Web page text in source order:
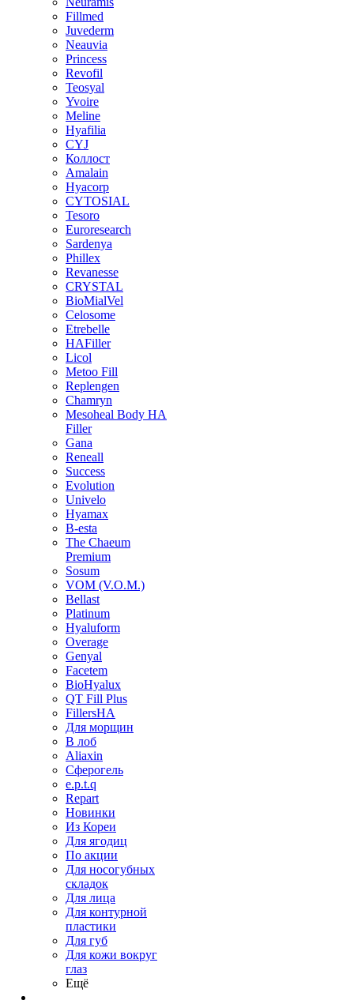
Fillmed
Juvederm
Neauvia
Princess
Revofil
Teosyal
Yvoire
Meline
Hyafilia
CYJ
Коллост
Amalain
Hyacorp
CYTOSIAL
Tesoro
Euroresearch
Sardenya
Phillex
Revanesse
CRYSTAL
BioMialVel
Celosome
Etrebelle
HAFiller
Licol
Metoo Fill
Replengen
Chamryn
Mesoheal Body HA
Filler
Gana
Reneall
Success
Evolution
Univelo
Hyamax
B-esta
The Chaeum
Premium
Sosum
VOM (V.O.M.)
Bellast
Platinum
Hyaluform
Overage
Genyal
Facetem
BioHyalux
QT Fill Plus
FillersHA
Для морщин
В лоб
Aliaxin
Сферогель
e.p.t.q
Repart
Новинки
Из Кореи
Для ягодиц
По акции
Для носогубных
складок
Для лица
Для контурной
пластики
Для губ
Для кожи вокруг
глаз
Ещё